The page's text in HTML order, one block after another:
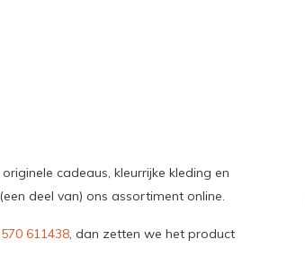
cadeaus, kleurrijke kleding en
deel van) ons assortiment online.
611438, dan zetten we het product